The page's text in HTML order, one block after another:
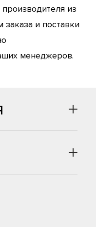
из
и поставки
менеджеров.